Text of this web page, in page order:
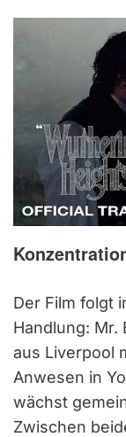
Der Film folgt
Handlung: Mr.
aus Liverpool
Anwesen in
wächst
Zwischen